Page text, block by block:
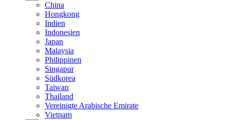
China
Hongkong
Indien
Indonesien
Japan
Malaysia
Philippinen
Singapur
Südkorea
Taiwan
Thailand
Vereinigte Arabische Emirate
Vietnam